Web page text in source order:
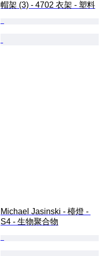
帽架 (3) - 4702 衣架 - 塑料
Michael Jasinski - 檯燈 -
S4 - 生物聚合物